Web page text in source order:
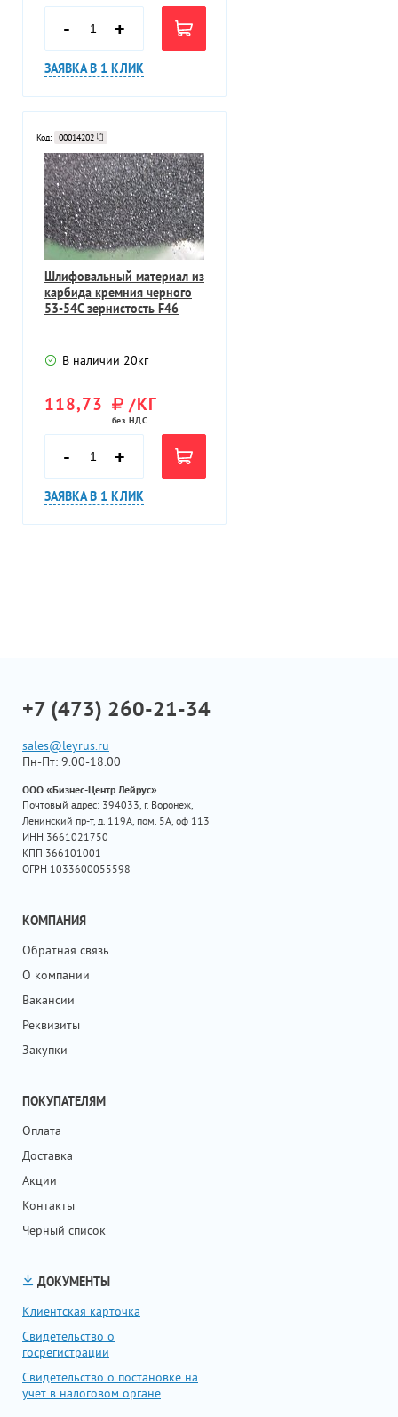
- +
ЗАЯВКА В 1 КЛИК
Код: 00014202
Шлифовальный материал из
карбида кремния черного
53-54С зернистость F46
В наличии 20кг
118,73 /КГ
без НДС
- +
ЗАЯВКА В 1 КЛИК
+7 (473) 260-21-34
sales@leyrus.ru
Пн-Пт: 9.00-18.00
ООО «Бизнес-Центр Лейрус»
Почтовый адрес: 394033, г. Воронеж,
Ленинский пр-т, д. 119А, пом. 5А, оф 113
ИНН 3661021750
КПП 366101001
ОГРН 1033600055598
КОМПАНИЯ
Обратная связь
О компании
Вакансии
Реквизиты
Закупки
ПОКУПАТЕЛЯМ
Оплата
Доставка
Акции
Контакты
Черный список
ДОКУМЕНТЫ
Клиентская карточка
Свидетельство о
госрегистрации
Свидетельство о постановке на
учет в налоговом органе